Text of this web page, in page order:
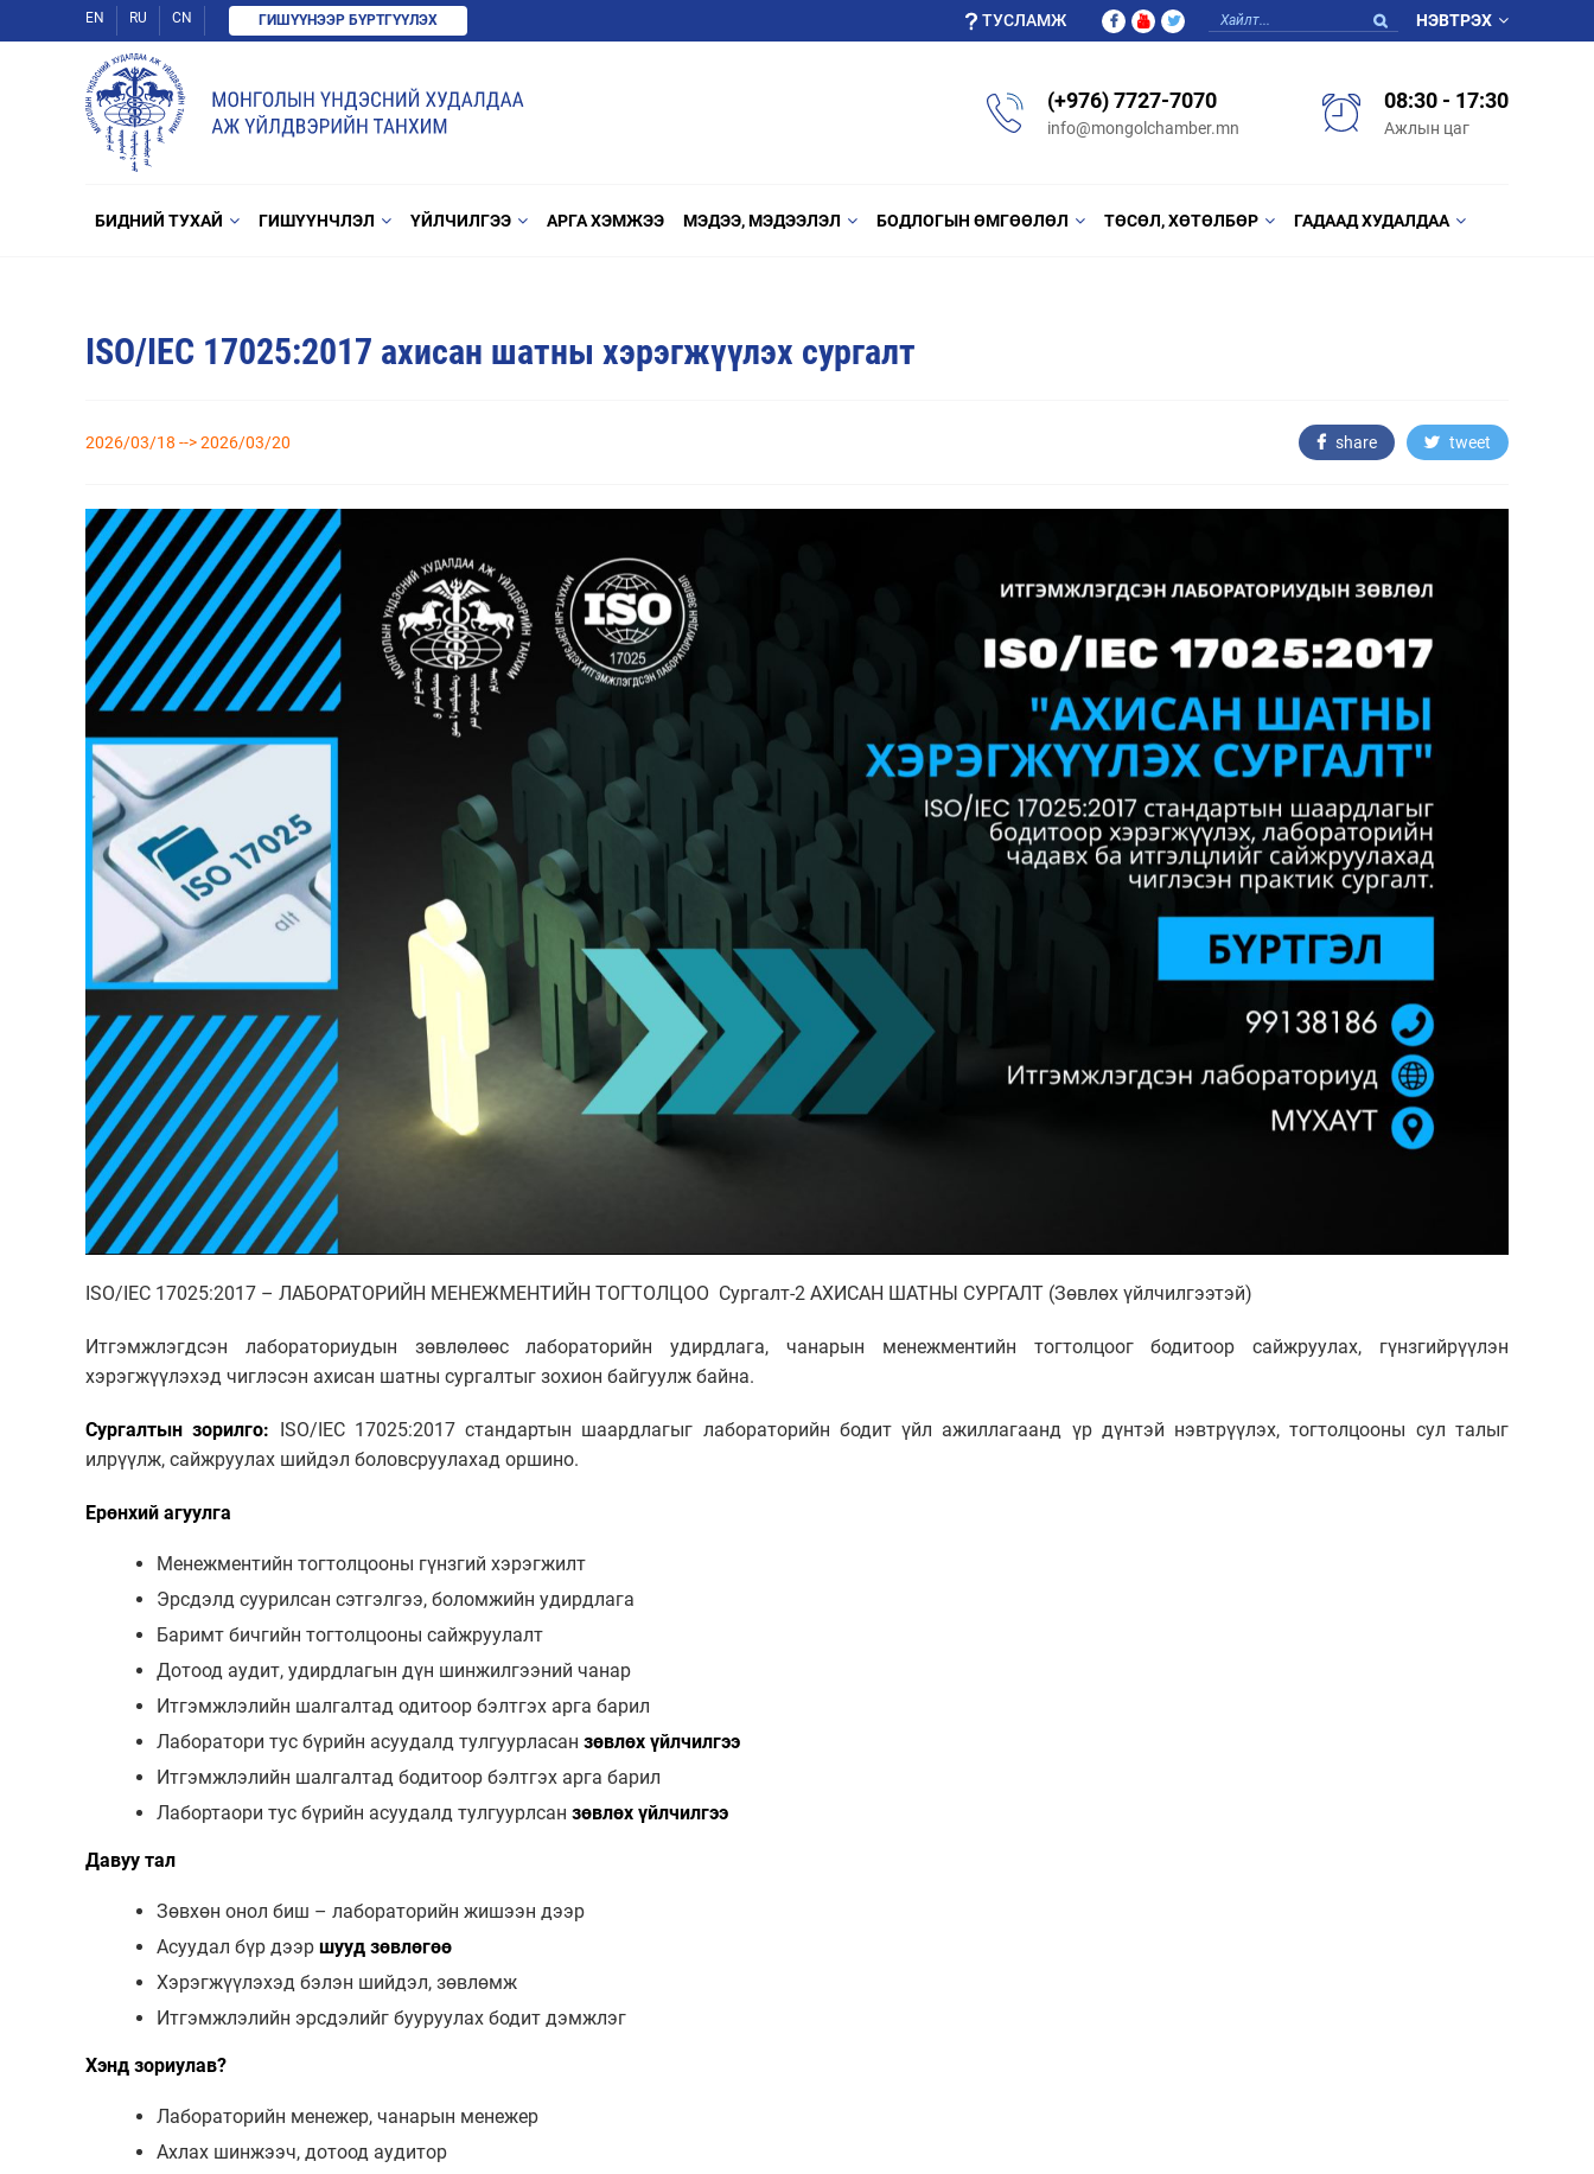
EN RU CN ГИШҮҮНЭЭР БҮРТГҮҮЛЭХ ТУСЛАМЖ НЭВТРЭХ
(+976) 7727-7070
info@mongolchamber.mn
08:30 - 17:30
Ажлын цаг
БИДНИЙ ТУХАЙ ГИШҮҮНЧЛЭЛ ҮЙЛЧИЛГЭЭ АРГА ХЭМЖЭЭ МЭДЭЭ, МЭДЭЭЛЭЛ БОДЛОГЫН ӨМГӨӨЛӨЛ ТӨСӨЛ, ХӨТӨЛБӨР ГАДААД ХУДАЛДАА
ISO/IEC 17025:2017 ахисан шатны хэрэгжүүлэх сургалт
2026/03/18 --> 2026/03/20 share tweet
ISO/IEC 17025:2017 – ЛАБОРАТОРИЙН МЕНЕЖМЕНТИЙН ТОГТОЛЦОО Сургалт-2 АХИСАН ШАТНЫ СУРГАЛТ (Зөвлөх үйлчилгээтэй)
Итгэмжлэгдсэн лабораториудын зөвлөлөөс лабораторийн удирдлага, чанарын менежментийн тогтолцоог бодитоор сайжруулах, гүнзгийрүүлэн
хэрэгжүүлэхэд чиглэсэн ахисан шатны сургалтыг зохион байгуулж байна.
Сургалтын зорилго: ISO/IEC 17025:2017 стандартын шаардлагыг лабораторийн бодит үйл ажиллагаанд үр дүнтэй нэвтрүүлэх, тогтолцооны сул талыг
илрүүлж, сайжруулах шийдэл боловсруулахад оршино.
Ерөнхий агуулга
Менежментийн тогтолцооны гүнзгий хэрэгжилт
Эрсдэлд суурилсан сэтгэлгээ, боломжийн удирдлага
Баримт бичгийн тогтолцооны сайжруулалт
Дотоод аудит, удирдлагын дүн шинжилгээний чанар
Итгэмжлэлийн шалгалтад одитоор бэлтгэх арга барил
Лаборатори тус бүрийн асуудалд тулгуурласан зөвлөх үйлчилгээ
Итгэмжлэлийн шалгалтад бодитоор бэлтгэх арга барил
Лабортаори тус бүрийн асуудалд тулгуурлсан зөвлөх үйлчилгээ
Давуу тал
Зөвхөн онол биш – лабораторийн жишээн дээр
Асуудал бүр дээр шууд зөвлөгөө
Хэрэгжүүлэхэд бэлэн шийдэл, зөвлөмж
Итгэмжлэлийн эрсдэлийг бууруулах бодит дэмжлэг
Хэнд зориулав?
Лабораторийн менежер, чанарын менежер
Ахлах шинжээч, дотоод аудитор